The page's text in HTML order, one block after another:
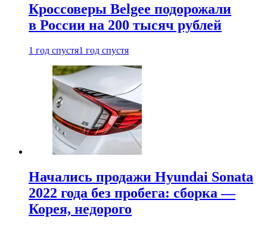
Кроссоверы Belgee подорожали
в России на 200 тысяч рублей
1 год спустя1 год спустя
Начались продажи Hyundai Sonata
2022 года без пробега: сборка —
Корея, недорого